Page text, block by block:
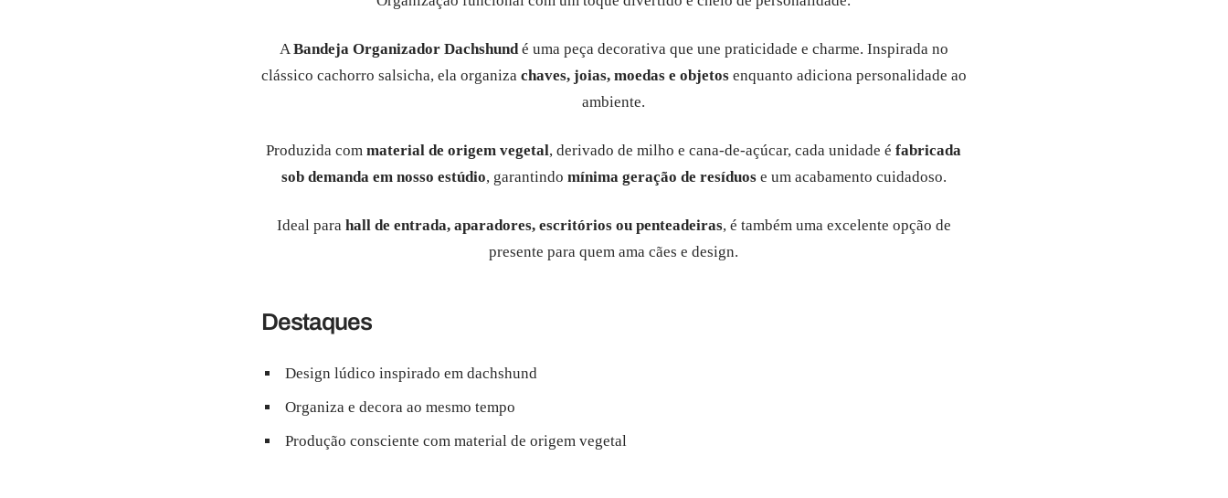
ABandeja Organizador Dachshundé uma peça decorativa que une praticidade e charme. Inspirada no
clássico cachorro salsicha, ela organiza chaves, joias, moedas e objetosenquanto adiciona personalidade ao
ambiente.
Produzida commaterial de origem vegetal, derivado de milho e cana-de-açúcar, cada unidade éfabricada
sob demanda em nosso estúdio, garantindo mínima geração de resíduose um acabamento cuidadoso.
Ideal para hall de entrada, aparadores, escritórios ou penteadeiras, é também uma excelente opção de
presente para quem ama cães e design.
Destaques
Design lúdico inspirado em dachshund
Organiza e decora ao mesmo tempo
Produção consciente com material de origem vegetal